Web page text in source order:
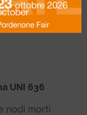
UNI 636
nodi morti